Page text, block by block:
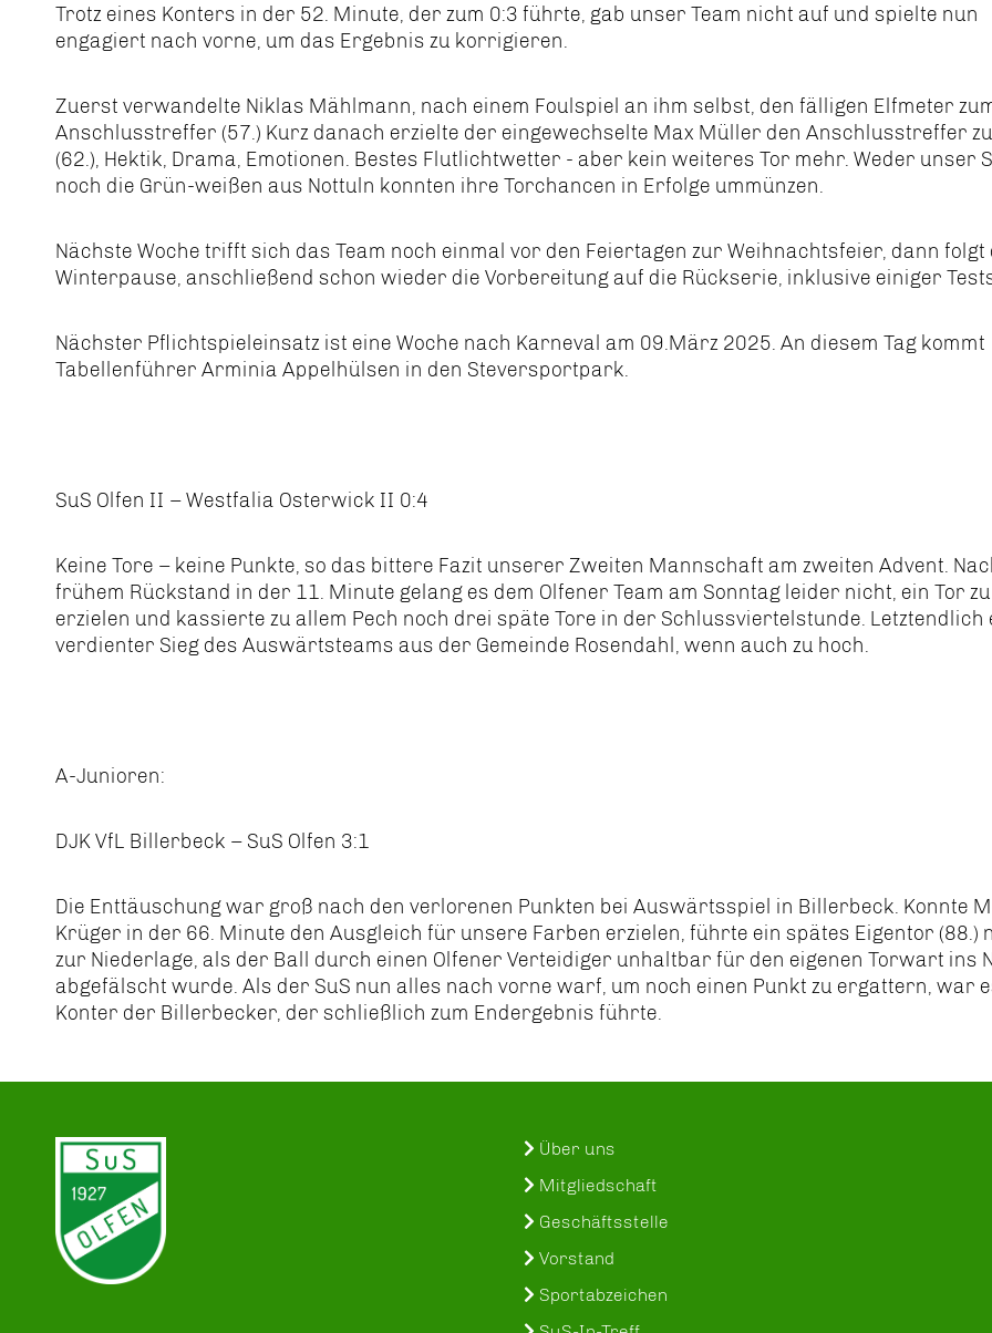
Trotz eines Konters in der 52. Minute, der zum 0:3 führte, gab unser Team nicht auf und spielte nun
engagiert nach vorne, um das Ergebnis zu korrigieren.
Zuerst verwandelte Niklas Mählmann, nach einem Foulspiel an ihm selbst, den fälligen Elfmeter
Anschlusstreffer (57.) Kurz danach erzielte der eingewechselte Max Müller den Anschlusstreffer
(62.), Hektik, Drama, Emotionen. Bestes Flutlichtwetter - aber kein weiteres Tor mehr. Weder unser
noch die Grün-weißen aus Nottuln konnten ihre Torchancen in Erfolge ummünzen.
Nächste Woche trifft sich das Team noch einmal vor den Feiertagen zur Weihnachtsfeier, dann folgt
Winterpause, anschließend schon wieder die Vorbereitung auf die Rückserie, inklusive einiger
Nächster Pflichtspieleinsatz ist eine Woche nach Karneval am 09.März 2025. An diesem Tag kommt
Tabellenführer Arminia Appelhülsen in den Steversportpark.
SuS Olfen II – Westfalia Osterwick II 0:4
Keine Tore – keine Punkte, so das bittere Fazit unserer Zweiten Mannschaft am zweiten Advent.
frühem Rückstand in der 11. Minute gelang es dem Olfener Team am Sonntag leider nicht, ein Tor zu
erzielen und kassierte zu allem Pech noch drei späte Tore in der Schlussviertelstunde. Letztendlich
verdienter Sieg des Auswärtsteams aus der Gemeinde Rosendahl, wenn auch zu hoch.
A-Junioren:
DJK VfL Billerbeck – SuS Olfen 3:1
Die Enttäuschung war groß nach den verlorenen Punkten bei Auswärtsspiel in Billerbeck. Konnte
Krüger in der 66. Minute den Ausgleich für unsere Farben erzielen, führte ein spätes Eigentor (88.)
zur Niederlage, als der Ball durch einen Olfener Verteidiger unhaltbar für den eigenen Torwart ins
abgefälscht wurde. Als der SuS nun alles nach vorne warf, um noch einen Punkt zu ergattern, war
Konter der Billerbecker, der schließlich zum Endergebnis führte.
Über uns
Mitgliedschaft
Geschäftsstelle
Vorstand
Sportabzeichen